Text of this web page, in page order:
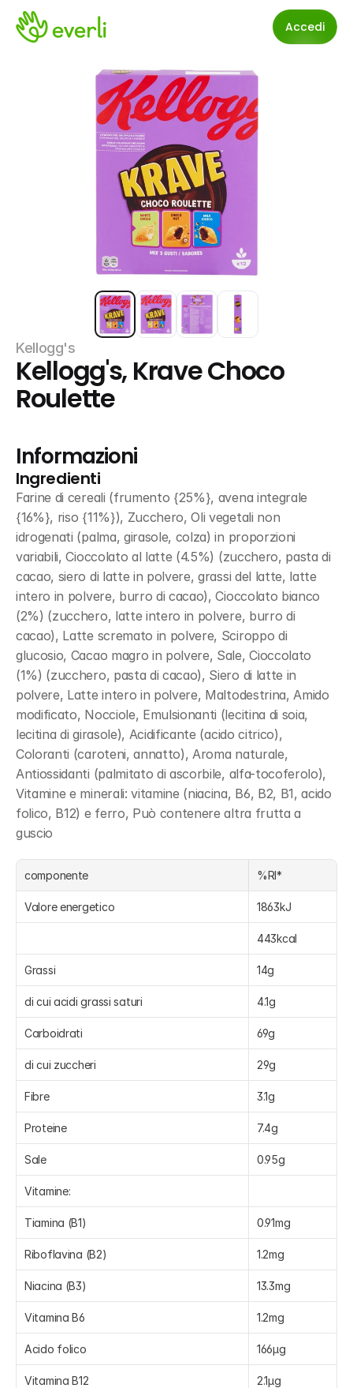
Accedi
Kellogg's
Kellogg's, Krave Choco
Roulette
Informazioni
Ingredienti
Farine di cereali (frumento {25%}, avena integrale
{16%}, riso {11%}), Zucchero, Oli vegetali non
idrogenati (palma, girasole, colza) in proporzioni
variabili, Cioccolato al latte (4.5%) (zucchero, pasta di
cacao, siero di latte in polvere, grassi del latte, latte
intero in polvere, burro di cacao), Cioccolato bianco
(2%) (zucchero, latte intero in polvere, burro di
cacao), Latte scremato in polvere, Sciroppo di
glucosio, Cacao magro in polvere, Sale, Cioccolato
(1%) (zucchero, pasta di cacao), Siero di latte in
polvere, Latte intero in polvere, Maltodestrina, Amido
modificato, Nocciole, Emulsionanti (lecitina di soia,
lecitina di girasole), Acidificante (acido citrico),
Coloranti (caroteni, annatto), Aroma naturale,
Antiossidanti (palmitato di ascorbile, alfa-tocoferolo),
Vitamine e minerali: vitamine (niacina, B6, B2, B1, acido
folico, B12) e ferro, Può contenere altra frutta a
guscio
componente %RI*
Valore energetico 1863kJ
443kcal
Grassi 14g
di cui acidi grassi saturi 4.1g
Carboidrati 69g
di cui zuccheri 29g
Fibre 3.1g
Proteine 7.4g
Sale 0.95g
Vitamine:
Tiamina (B1) 0.91mg
Riboflavina (B2) 1.2mg
Niacina (B3) 13.3mg
Vitamina B6 1.2mg
Acido folico 166µg
Vitamina B12 2.1µg